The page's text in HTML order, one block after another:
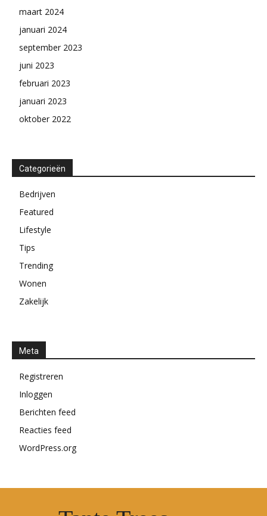
maart 2024
januari 2024
september 2023
juni 2023
februari 2023
januari 2023
oktober 2022
Categorieën
Bedrijven
Featured
Lifestyle
Tips
Trending
Wonen
Zakelijk
Meta
Registreren
Inloggen
Berichten feed
Reacties feed
WordPress.org